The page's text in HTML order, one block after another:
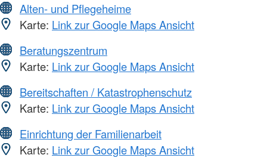
Alten- und Pflegeheime
Karte: Link zur Google Maps Ansicht
Beratungszentrum
Karte: Link zur Google Maps Ansicht
Bereitschaften / Katastrophenschutz
Karte: Link zur Google Maps Ansicht
Einrichtung der Familienarbeit
Karte: Link zur Google Maps Ansicht